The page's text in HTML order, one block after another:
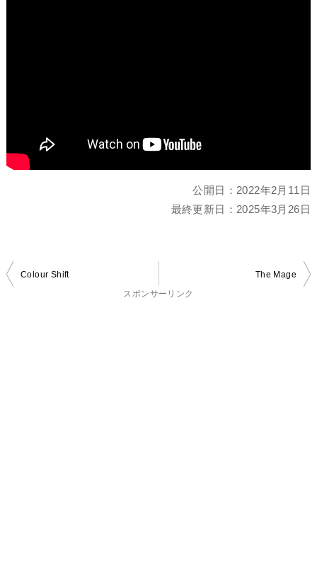
公開日： 2022年2月11日
最終更新日： 2025年3月26日
投
Colour Shift
The Mage
スポンサーリンク